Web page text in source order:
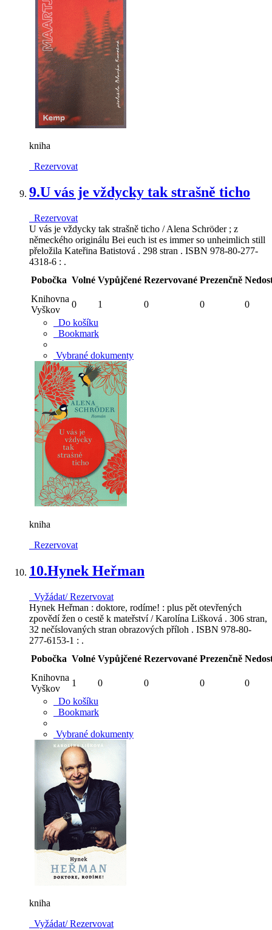
kniha
Rezervovat
9.U vás je vždycky tak strašně ticho
Rezervovat
U vás je vždycky tak strašně ticho / Alena Schröder ; z
německého originálu Bei euch ist es immer so unheimlich still
přeložila Kateřina Batistová . 298 stran . ISBN 978-80-277-
4318-6 : .
Pobočka Volné Vypůjčené Rezervované Prezenčně
Knihovna
Vyškov
0 1 0 0
0
Do košíku
Bookmark
Vybrané dokumenty
kniha
Rezervovat
10.Hynek Heřman
Vyžádat/ Rezervovat
Hynek Heřman : doktore, rodíme! : plus pět otevřených
zpovědí žen o cestě k mateřství / Karolína Lišková . 306 stran,
32 nečíslovaných stran obrazových příloh . ISBN 978-80-
277-6153-1 : .
Pobočka Volné Vypůjčené Rezervované Prezenčně
Knihovna
Vyškov
1 0 0 0
0
Do košíku
Bookmark
Vybrané dokumenty
kniha
Vyžádat/ Rezervovat